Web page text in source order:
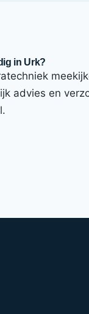
in Urk?
advies en